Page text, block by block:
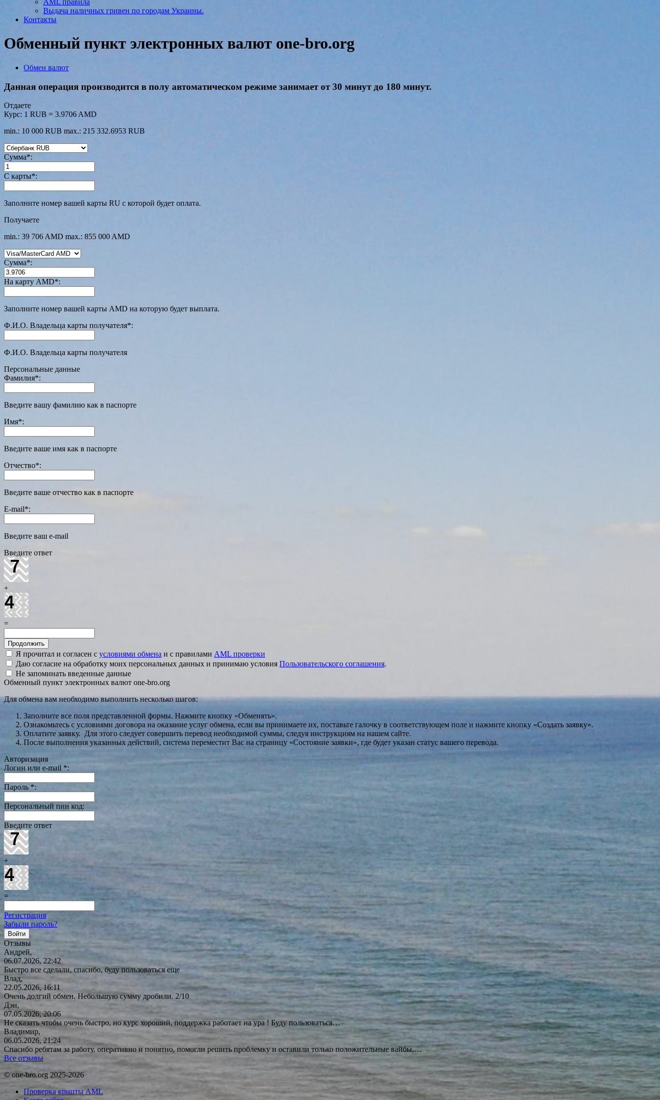
AML правила
Выдача наличных гривен по городам Украины.
Контакты
Обменный пункт электронных валют one-bro.org
Обмен валют
Данная операция производится в полу автоматическом режиме занимает от 30 минут до 180 минут.
Отдаете
Курс: 1 RUB = 3.9706 AMD
min.: 10 000 RUB max.: 215 332.6953 RUB
Сумма*:
С карты*:
Заполните номер вашей карты RU с которой будет оплата.
Получаете
min.: 39 706 AMD max.: 855 000 AMD
Сумма*:
На карту AMD*:
Заполните номер вашей карты AMD на которую будет выплата.
Ф.И.О. Владельца карты получателя*:
Ф.И.О. Владельца карты получателя
Персональные данные
Фамилия*:
Введите вашу фамилию как в паспорте
Имя*:
Введите ваше имя как в паспорте
Отчество*:
Введите ваше отчество как в паспорте
E-mail*:
Введите ваш e-mail
Введите ответ
+
=
Я прочитал и согласен с условиями обмена и с правилами AML проверки
Даю согласие на обработку моих персональных данных и принимаю условия Пользовательского соглашения.
Не запоминать введенные данные
Обменный пункт электронных валют one-bro.org
Для обмена вам необходимо выполнить несколько шагов:
Заполните все поля представленной формы. Нажмите кнопку «Обменять».
Ознакомьтесь с условиями договора на оказание услуг обмена, если вы принимаете их, поставьте галочку в соответствующем поле и нажмите кнопку «Создать заявку».
Оплатите заявку. Для этого следует совершить перевод необходимой суммы, следуя инструкциям на нашем сайте.
После выполнения указанных действий, система переместит Вас на страницу «Состояние заявки», где будет указан статус вашего перевода.
Авторизация
Логин или e-mail *:
Пароль *:
Персональный пин код:
Введите ответ
+
=
Регистрация
Забыли пароль?
Отзывы
Андрей,
06.07.2026, 22:42
Быстро все сделали, спасибо, буду пользоваться еще
Влад,
22.05.2026, 16:11
Очень долгий обмен. Небольшую сумму дробили. 2/10
Дэн,
07.05.2026, 20:06
Не сказать чтобы очень быстро, но курс хороший, поддержка работает на ура ! Будупользоваться…
Владимир,
06.05.2026, 21:24
Спасибо ребятам за работу, оперативно и понятно, помогли решить проблемку и оставили только положительные вайбы,…
Все отзывы
© one-bro.org 2025-2026
Проверка крипты AML